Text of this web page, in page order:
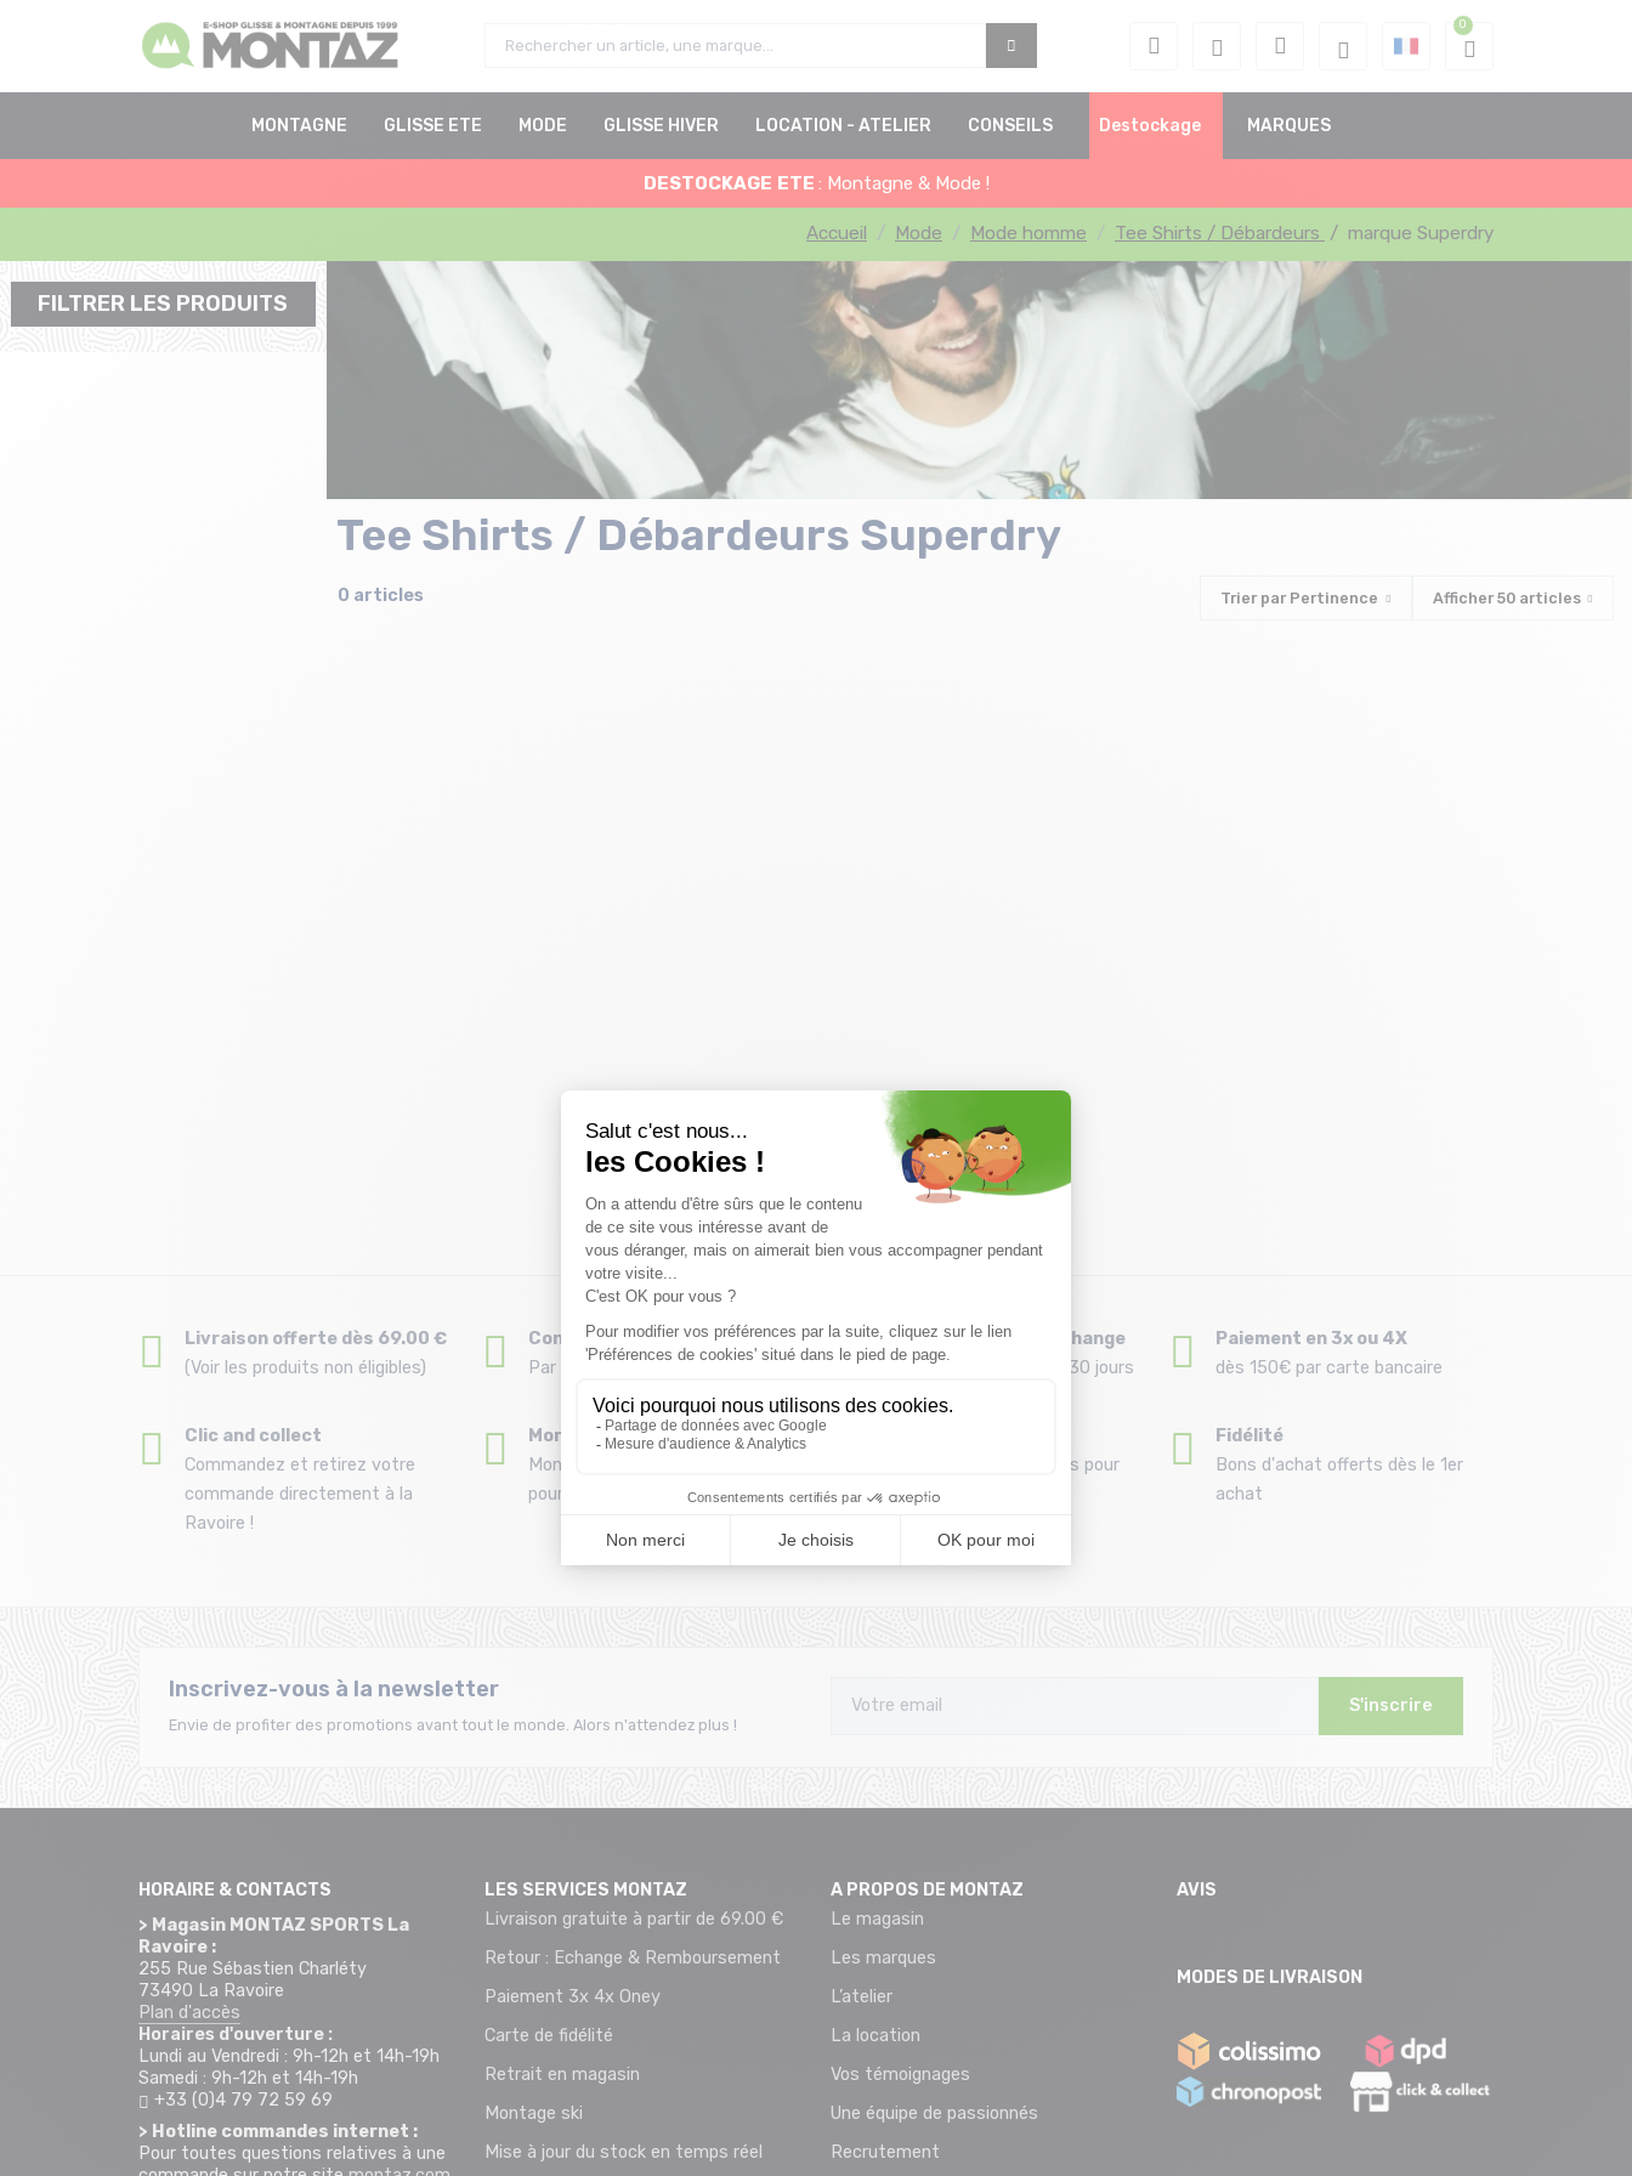
MONTAGNE GLISSE ETE MODE GLISSE HIVER LOCATION - ATELIER CONSEILS Destockage MARQUES
DESTOCKAGE ETE : Montagne & Mode !
Accueil Mode Mode homme Tee Shirts / Débardeurs / marque Superdry
FILTRER LES PRODUITS
Tee Shirts / Débardeurs Superdry
0 articles Trier par Pertinence Afficher50articles
Livraison offerte dès 69.00 €
(Voir les produits non éligibles)
Conseils
Par téléphone au 04 79 72 59 69
Remboursement et échange
Délai de rétractation de 30 jours
Paiement en 3x ou 4X
dès 150€ par carte bancaire
Clic and collect
Commandez et retirez votre
commande directement à la
Ravoire !
Montage de vos skis
Montage gratuit des fixations
pour l’achat d'un pack
Une équipe de passionnés pour
vous conseiller
Fidélité
Bons d'achat offerts dès le 1er
achat
Inscrivez-vous à la newsletter
Envie de profiter des promotions avant tout le monde. Alors n'attendez plus !
S'inscrire
HORAIRE & CONTACTS
> Magasin MONTAZ SPORTS La
Ravoire :
255 Rue Sébastien Charléty
73490 La Ravoire
Plan d'accès
Horaires d'ouverture :
Lundi au Vendredi : 9h-12h et 14h-19h
Samedi : 9h-12h et 14h-19h
+33 (0)4 79 72 59 69
> Hotline commandes internet :
Pour toutes questions relatives à une
LES SERVICES MONTAZ
Livraison gratuite à partir de 69.00 €
Retour : Echange & Remboursement
Paiement 3x 4x Oney
Carte de fidélité
Retrait en magasin
Montage ski
Mise à jour du stock en temps réel
A PROPOS DE MONTAZ
Le magasin
Les marques
L’atelier
La location
Vos témoignages
Une équipe de passionnés
Recrutement
AVIS
MODES DE LIVRAISON